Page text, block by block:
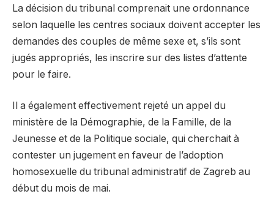
La décision du tribunal comprenait une ordonnance
selon laquelle les centres sociaux doivent accepter les
demandes des couples de même sexe et, s’ils sont
jugés appropriés, les inscrire sur des listes d’attente
pour le faire.
Il a également effectivement rejeté un appel du
ministère de la Démographie, de la Famille, de la
Jeunesse et de la Politique sociale, qui cherchait à
contester un jugement en faveur de l’adoption
homosexuelle du tribunal administratif de Zagreb au
début du mois de mai.